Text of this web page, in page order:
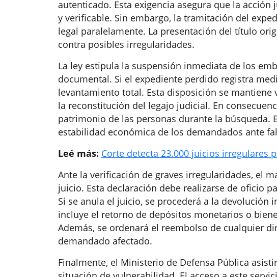
autenticado. Esta exigencia asegura que la
y verificable. Sin embargo, la tramitación del
legal paralelamente. La presentación del título
contra posibles irregularidades.
La ley estipula la suspensión inmediata de los
documental. Si el expediente perdido registra
levantamiento total. Esta disposición se
la reconstitución del legajo judicial. En
patrimonio de las personas durante la búsqueda.
estabilidad económica de los demandados ante
Leé más: Corte detecta 23.000 juicios irregulares
Ante la verificación de graves irregularidades, el
juicio. Esta declaración debe realizarse de oficio
Si se anula el juicio, se procederá a la devolución
incluye el retorno de depósitos monetarios o
Además, se ordenará el reembolso de cualquier
demandado afectado.
Finalmente, el Ministerio de Defensa Pública